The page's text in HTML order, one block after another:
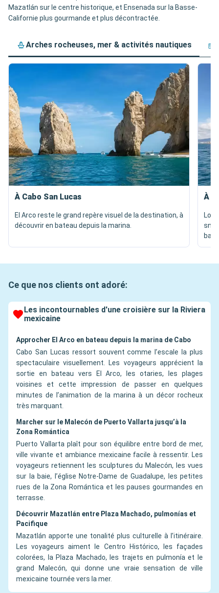
Mazatlán sur le centre historique, et Ensenada sur la Basse-
Californie plus gourmande et plus décontractée.
Arches rocheuses, mer & activités nautiques
À Cabo San Lucas
El Arco reste le grand repère visuel de la destination, à
découvrir en bateau depuis la marina.
À
Los
baie.
Ce que nos clients ont adoré:
Les incontournables d'une croisière sur la Riviera
mexicaine
Approcher El Arco en bateau depuis la marina de Cabo
Cabo San Lucas ressort souvent comme l’escale la plus
spectaculaire visuellement. Les voyageurs apprécient la
sortie en bateau vers El Arco, les otaries, les plages
voisines et cette impression de passer en quelques
minutes de l’animation de la marina à un décor rocheux
très marquant.
Marcher sur le Malecón de Puerto Vallarta jusqu’à la
Zona Romántica
Puerto Vallarta plaît pour son équilibre entre bord de mer,
ville vivante et ambiance mexicaine facile à ressentir. Les
voyageurs retiennent les sculptures du Malecón, les vues
sur la baie, l’église Notre-Dame de Guadalupe, les petites
rues de la Zona Romántica et les pauses gourmandes en
terrasse.
Découvrir Mazatlán entre Plaza Machado, pulmonías et
Pacifique
Mazatlán apporte une tonalité plus culturelle à l’itinéraire.
Les voyageurs aiment le Centro Histórico, les façades
colorées, la Plaza Machado, les trajets en pulmonía et le
grand Malecón, qui donne une vraie sensation de ville
mexicaine tournée vers la mer.